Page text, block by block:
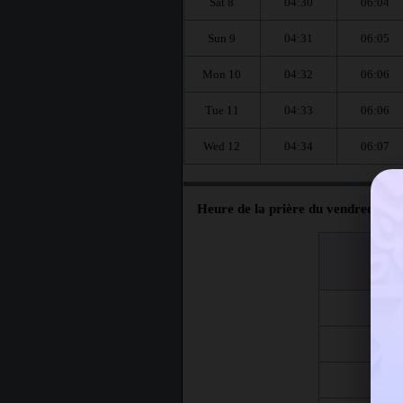
Sun 9 04:31 06:05
Mon 10 04:32 06:06
Tue 11 04:33 06:06
Wed 12 04:34 06:07
Heure de la prière du vendredi à